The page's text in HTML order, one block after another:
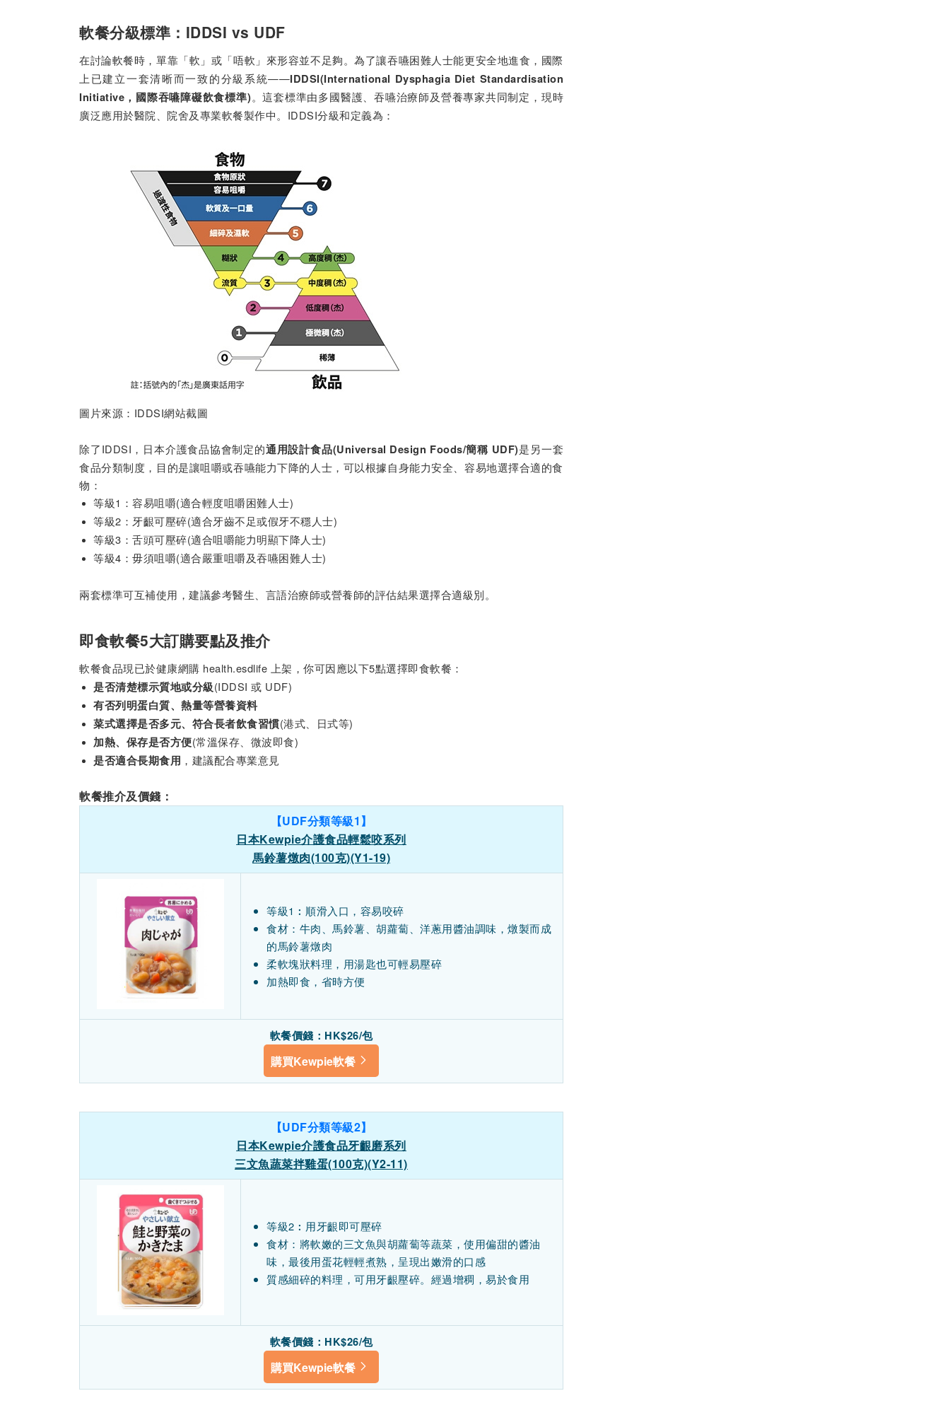
軟餐分級標準：IDDSI vs UDF
在討論軟餐時，單靠「軟」或「唔軟」來形容並不足夠。為了讓吞嚥困難人士能更安全地進食，國際
上已建立一套清晰而一致的分級系統——IDDSI(International Dysphagia Diet Standardisation
Initiative ，國際吞嚥障礙飲食標準)。這套標準由多國醫護、吞嚥治療師及營養專家共同制定，現時
廣泛應用於醫院、院舍及專業軟餐製作中。IDDSI分級和定義為：
圖片來源：IDDSI網站截圖
除了IDDSI，日本介護食品協會制定的通用設計食品(Universal Design Foods/簡稱 UDF)是另一套
食品分類制度，目的是讓咀嚼或吞嚥能力下降的人士，可以根據自身能力安全、容易地選擇合適的食
物：
等級1：容易咀嚼(適合輕度咀嚼困難人士)
等級2：牙齦可壓碎(適合牙齒不足或假牙不穩人士)
等級3：舌頭可壓碎(適合咀嚼能力明顯下降人士)
等級4：毋須咀嚼(適合嚴重咀嚼及吞嚥困難人士)
兩套標準可互補使用，建議參考醫生、言語治療師或營養師的評估結果選擇合適級別。
即食軟餐5大訂購要點及推介
軟餐食品現已於健康網購 health.esdlife 上架，你可因應以下5點選擇即食軟餐：
是否清楚標示質地或分級(IDDSI 或 UDF)
有否列明蛋白質、熱量等營養資料
菜式選擇是否多元、符合長者飲食習慣(港式、日式等)
加熱、保存是否方便(常溫保存、微波即食)
是否適合長期食用 ，建議配合專業意見
軟餐推介及價錢：
【UDF分類等級1】
日本Kewpie介護食品輕鬆咬系列
馬鈴薯燉肉(100克)(Y1-19)
等級1︰順滑入口，容易咬碎
食材：牛肉、馬鈴薯、胡蘿蔔、洋蔥用醬油調味，燉製而成
的馬鈴薯燉肉
柔軟塊狀料理，用湯匙也可輕易壓碎
加熱即食，省時方便
軟餐價錢：HK$26/包
購買Kewpie軟餐
【UDF分類等級2】
日本Kewpie介護食品牙齦磨系列
三文魚蔬菜拌雞蛋(100克)(Y2-11)
等級2︰用牙齦即可壓碎
食材：將軟嫩的三文魚與胡蘿蔔等蔬菜，使用偏甜的醬油
味，最後用蛋花輕輕煮熟，呈現出嫩滑的口感
質感細碎的料理，可用牙齦壓碎。經過增稠，易於食用
軟餐價錢：HK$26/包
購買Kewpie軟餐